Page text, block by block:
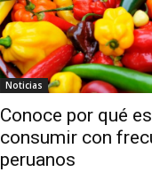
Noticias
Conoce por qué
consumir con
peruanos